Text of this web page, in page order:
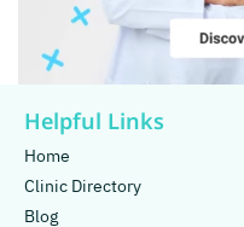
Helpful Links
Home
Clinic Directory
Blog